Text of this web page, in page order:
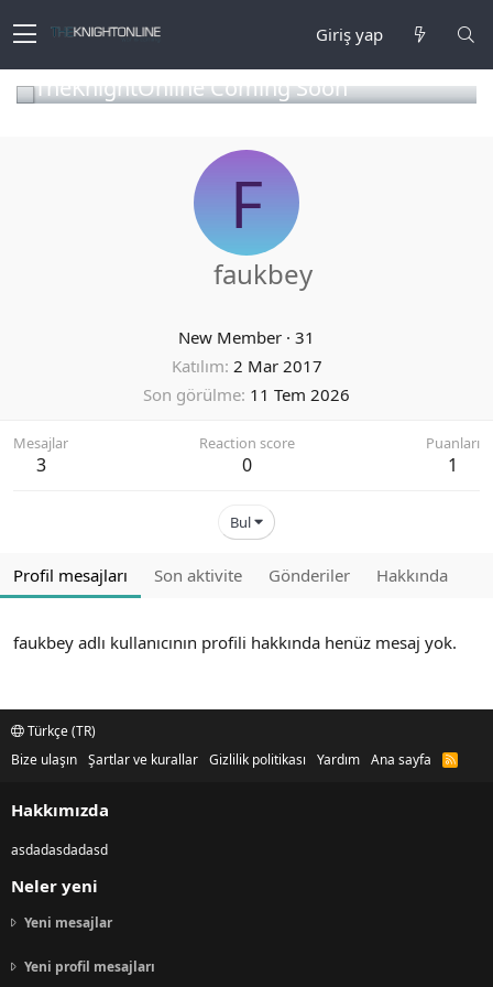
Giriş yap
TheKnightOnline Coming Soon
F
faukbey
New Member · 31
Katılım 2 Mar 2017
Son görülme 11 Tem 2026
Mesajlar
3
Reaction score
0
Puanları
1
Bul
Profil mesajları Son aktivite Gönderiler Hakkında
faukbey adlı kullanıcının profili hakkında henüz mesaj yok.
Türkçe (TR)
Bize ulaşın Şartlar ve kurallar Gizlilik politikası Yardım Ana sayfa
R
Hakkımızda
asdadasdadasd
Neler yeni
Yeni mesajlar
Yeni profil mesajları